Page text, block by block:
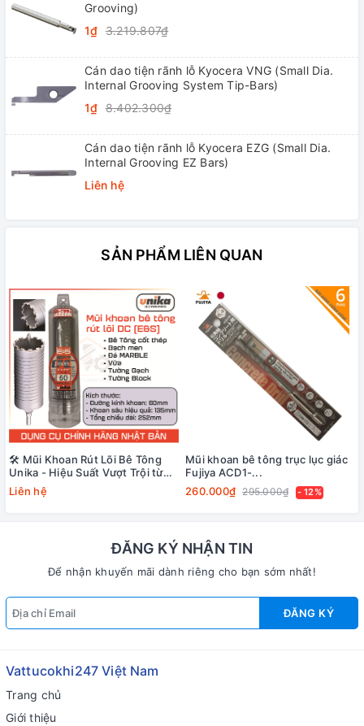
Grooving)
1₫ 3.219.807₫
Cán dao tiện rãnh lỗ Kyocera VNG (Small Dia.
Internal Grooving System Tip-Bars)
1₫ 8.402.300₫
Cán dao tiện rãnh lỗ Kyocera EZG (Small Dia.
Internal Grooving EZ Bars)
Liên hệ
SẢN PHẨM LIÊN QUAN
🛠️ Mũi Khoan Rút Lõi Bê Tông
Unika - Hiệu Suất Vượt Trội từ
Nhật Bản
Liên hệ
Mũi khoan bê tông trục lục giác
Fujiya ACD1-...
260.000₫ 295.000₫ - 12%
ĐĂNG KÝ NHẬN TIN
Để nhận khuyến mãi dành riêng cho bạn sớm nhất!
ĐĂNG KÝ
Vattucokhi247 Việt Nam
Trang chủ
Giới thiệu